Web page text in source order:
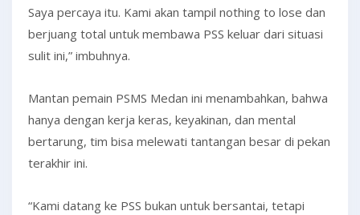
Saya percaya itu. Kami akan tampil nothing to lose dan
berjuang total untuk membawa PSS keluar dari situasi
sulit ini,” imbuhnya.
Mantan pemain PSMS Medan ini menambahkan, bahwa
hanya dengan kerja keras, keyakinan, dan mental
bertarung, tim bisa melewati tantangan besar di pekan
terakhir ini.
“Kami datang ke PSS bukan untuk bersantai, tetapi